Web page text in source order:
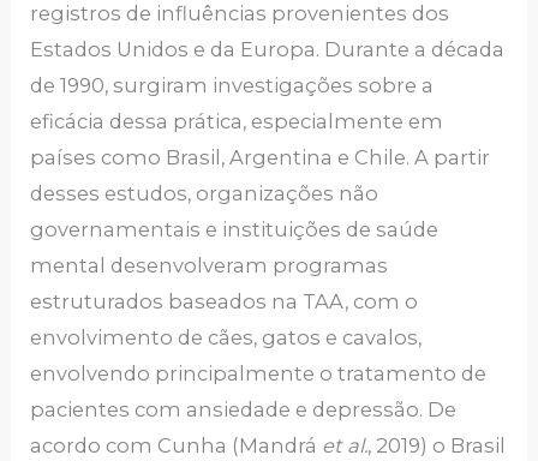
registros de influências provenientes dos
Estados Unidos e da Europa. Durante a década
de 1990, surgiram investigações sobre a
eficácia dessa prática, especialmente em
países como Brasil, Argentina e Chile. A partir
desses estudos, organizações não
governamentais e instituições de saúde
mental desenvolveram programas
estruturados baseados na TAA, com o
envolvimento de cães, gatos e cavalos,
envolvendo principalmente o tratamento de
pacientes com ansiedade e depressão. De
acordo com Cunha (Mandrá et al., 2019) o Brasil